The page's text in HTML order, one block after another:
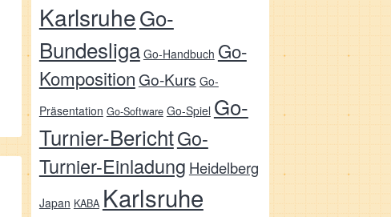
KarlsruheGo-
Bundesliga Go-Handbuch Go-
Komposition Go-Kurs Go-
Präsentation Go-Software Go-Spiel Go-
Turnier-BerichtGo-
Turnier-Einladung Heidelberg
Japan KABA Karlsruhe